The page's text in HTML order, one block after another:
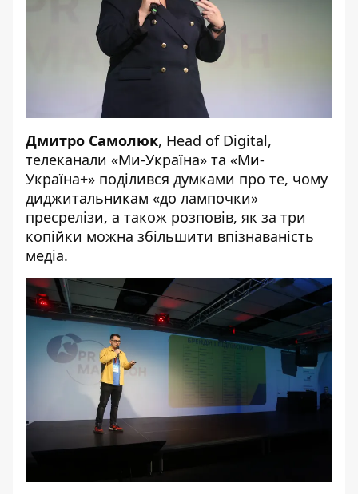
Дмитро Самолюк, Head of Digital,
телеканали «Ми-Україна» та «Ми-
Україна+» поділився думками про те, чому
диджитальникам «до лампочки»
пресрелізи, а також розповів, як за три
копійки можна збільшити впізнаваність
медіа.